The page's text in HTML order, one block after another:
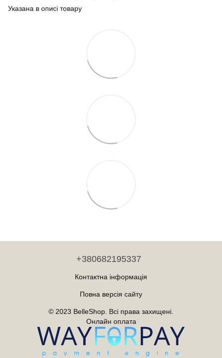
Указана в описі товару
+380682195337
Контактна інформація
Повна версія сайту
© 2023 BelleShop. Всі права захищені.
Онлайн оплата